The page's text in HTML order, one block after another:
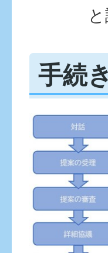
手続